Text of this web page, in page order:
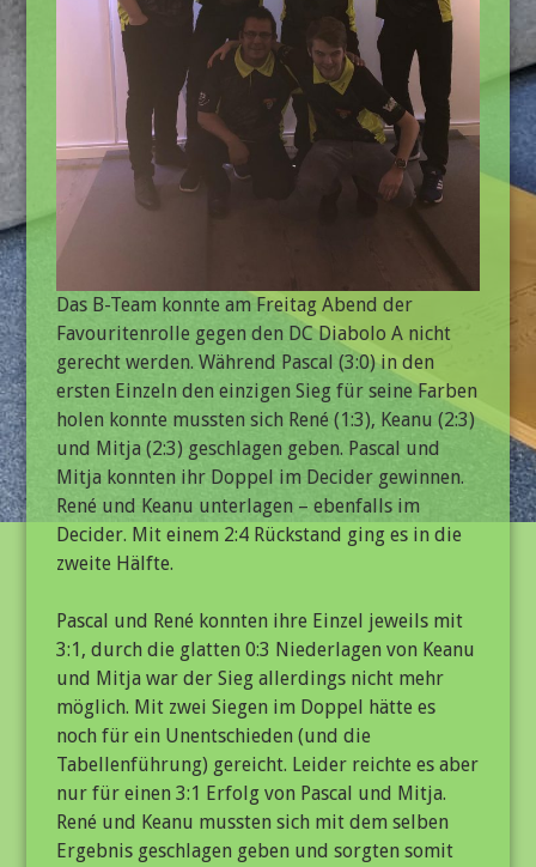
Das B-Team konnte am Freitag Abend der
Favouritenrolle gegen den DC Diabolo A nicht
gerecht werden. Während Pascal (3:0) in den
ersten Einzeln den einzigen Sieg für seine Farben
holen konnte mussten sich René (1:3), Keanu (2:3)
und Mitja (2:3) geschlagen geben. Pascal und
Mitja konnten ihr Doppel im Decider gewinnen.
René und Keanu unterlagen – ebenfalls im
Decider. Mit einem 2:4 Rückstand ging es in die
zweite Hälfte.
Pascal und René konnten ihre Einzel jeweils mit
3:1, durch die glatten 0:3 Niederlagen von Keanu
und Mitja war der Sieg allerdings nicht mehr
möglich. Mit zwei Siegen im Doppel hätte es
noch für ein Unentschieden (und die
Tabellenführung) gereicht. Leider reichte es aber
nur für einen 3:1 Erfolg von Pascal und Mitja.
René und Keanu mussten sich mit dem selben
Ergebnis geschlagen geben und sorgten somit